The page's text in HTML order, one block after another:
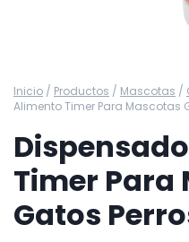
Inicio / Productos / Mascotas /
Alimento Timer Para Mascotas
Timer Para
Gatos